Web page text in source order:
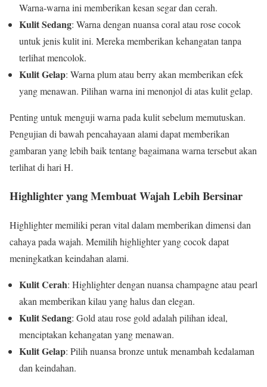
Warna-warna ini memberikan kesan segar dan cerah.
Kulit Sedang: Warna dengan nuansa coral atau rose cocok
untuk jenis kulit ini. Mereka memberikan kehangatan tanpa
terlihat mencolok.
Kulit Gelap: Warna plum atau berry akan memberikan efek
yang menawan. Pilihan warna ini menonjol di atas kulit gelap.
Penting untuk menguji warna pada kulit sebelum memutuskan.
Pengujian di bawah pencahayaan alami dapat memberikan
gambaran yang lebih baik tentang bagaimana warna tersebut akan
terlihat di hari H.
Highlighter yang Membuat Wajah Lebih Bersinar
Highlighter memiliki peran vital dalam memberikan dimensi dan
cahaya pada wajah. Memilih highlighter yang cocok dapat
meningkatkan keindahan alami.
Kulit Cerah: Highlighter dengan nuansa champagne atau pearl
akan memberikan kilau yang halus dan elegan.
Kulit Sedang: Gold atau rose gold adalah pilihan ideal,
menciptakan kehangatan yang menawan.
Kulit Gelap: Pilih nuansa bronze untuk menambah kedalaman
dan keindahan.